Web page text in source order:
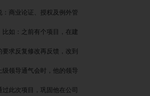
商业论证、授权及例外管
如：之前有个项目，在建
求反复修改再反馈，改到
领导通气会时，他的领导
此次项目，巩固他在公司